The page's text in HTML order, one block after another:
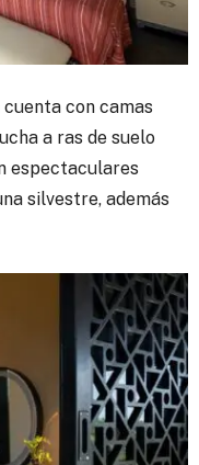
con camas
a ras de suelo
espectaculares
silvestre, además